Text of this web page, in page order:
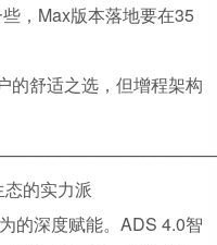
，Max版本落地要在35
的舒适之选，但增程架构
的实力派
的深度赋能。ADS 4.0智